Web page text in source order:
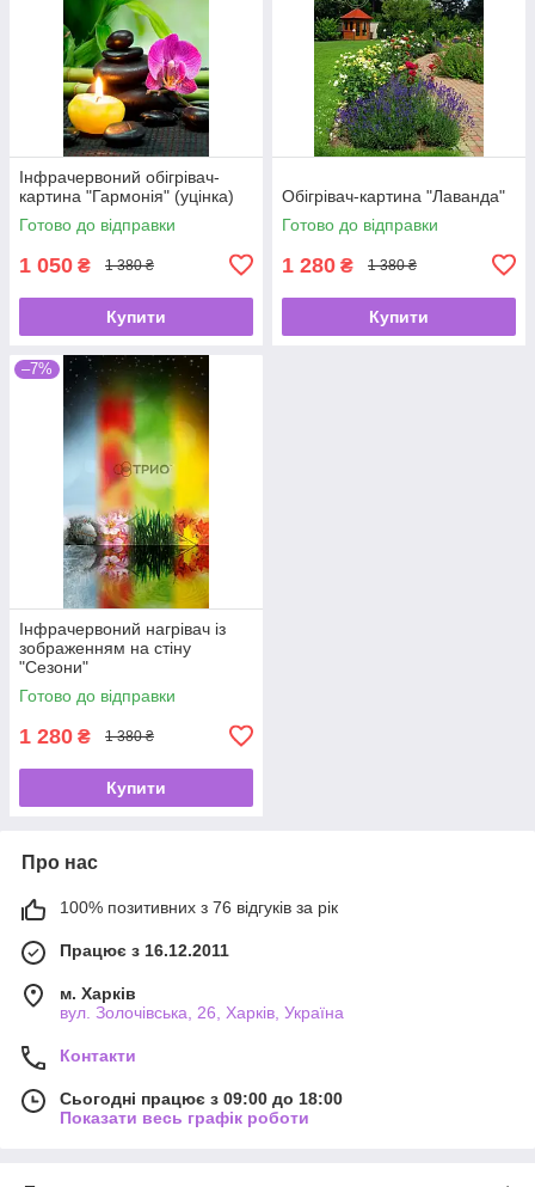
Інфрачервоний обігрівач-
картина "Гармонія" (уцінка)
Готово до відправки
1 050 ₴ 1 380 ₴
Купити
Обігрівач-картина "Лаванда"
Готово до відправки
1 280 ₴ 1 380 ₴
Купити
–7%
Інфрачервоний нагрівач із
зображенням на стіну
"Сезони"
Готово до відправки
1 280 ₴ 1 380 ₴
Купити
Про нас
100% позитивних з 76 відгуків за рік
Працює з 16.12.2011
м. Харків
вул. Золочівська, 26, Харків, Україна
Контакти
Сьогодні працює з 09:00 до 18:00
Показати весь графік роботи